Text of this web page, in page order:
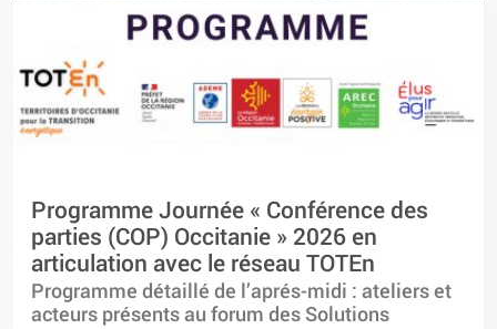
Programme Journée « Conférence des
parties (COP) Occitanie » 2026 en
articulation avec le réseau TOTEn
Programme détaillé de l’aprés-midi : ateliers et
acteurs présents au forum des Solutions